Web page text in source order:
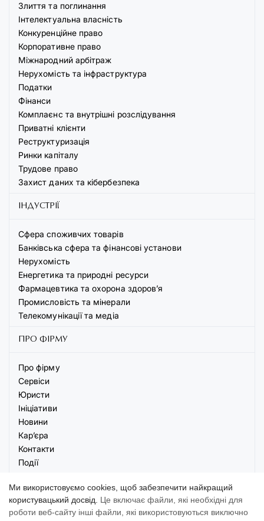
Злиття та поглинання
Інтелектуальна власність
Конкуренційне право
Корпоративне право
Міжнародний арбітраж
Нерухомість та інфраструктура
Податки
Фінанси
Комплаєнс та внутрішні розслідування
Приватні клієнти
Реструктуризація
Ринки капіталу
Трудове право
Захист даних та кібербезпека
ІНДУСТРІЇ
Сфера споживчих товарів
Банківська сфера та фінансові установи
Нерухомість
Енергетика та природні ресурси
Фармацевтика та охорона здоров’я
Промисловість та мінерали
Телекомунікації та медіа
ПРО ФІРМУ
Про фірму
Сервіси
Юристи
Ініціативи
Новини
Кар’єра
Контакти
Події
Ми використовуємо cookies, щоб забезпечити найкращий
користувацький досвід.
Це включає файли, які необхідні для
роботи веб-сайту інші файли, які використовуються виключно